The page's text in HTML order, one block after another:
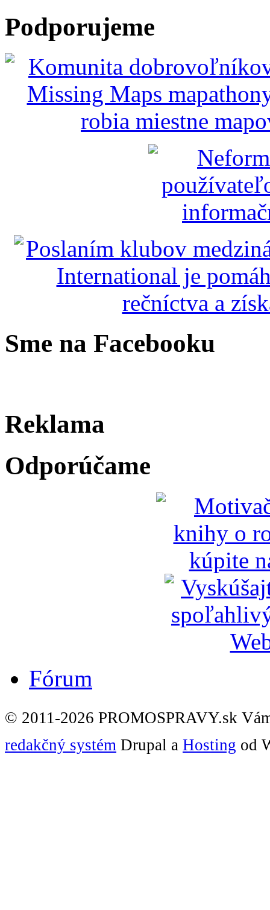
Podporujeme
Sme na Facebooku
Reklama
Odporúčame
Fórum
© 2011-2026 PROMOSPRAVY.sk
redakčný systém Drupal a Hosting od